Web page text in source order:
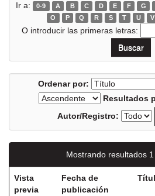
Ir a: 0-9 A B C D E F G
O
P Q R S T U V
O introducir las primeras letras:
Ordenar por:
Resultados
Autor/Registro:
Mostrando resultados
Vista
previa
Fecha de
publicación